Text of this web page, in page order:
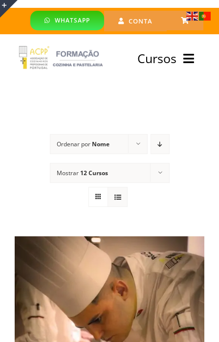
Skip
WHATSAPP CONTA
Cursos
Financiado
Ordenar por Nome
Mostrar 12 Cursos